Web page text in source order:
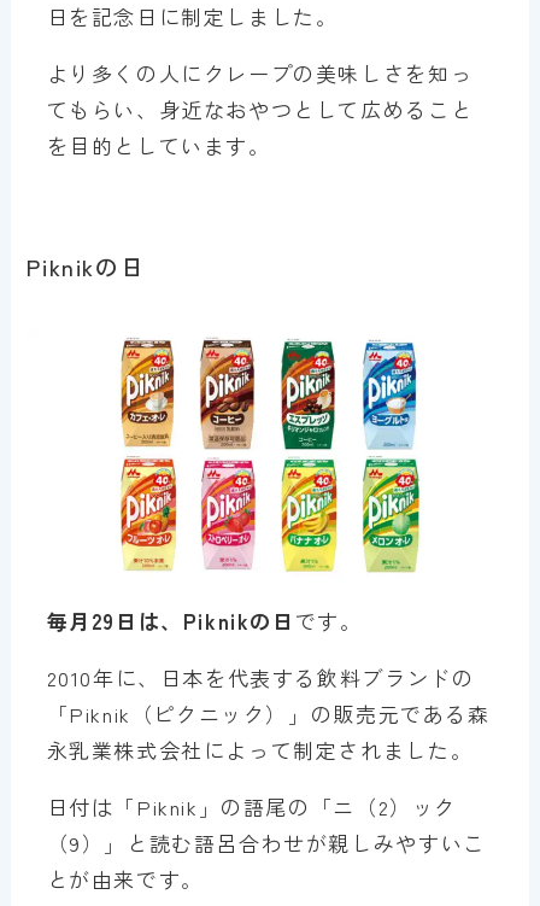
日を記念日に制定しました。
より多くの人にクレープの美味しさを知っ
てもらい、身近なおやつとして広めること
を目的としています。
Piknikの日
毎月29日は、Piknikの日 です。
2010年に、日本を代表する飲料ブランドの
「Piknik（ピクニック）」の販売元である森
永乳業株式会社によって制定されました。
日付は「Piknik」の語尾の「ニ（2）ック
（9）」と読む語呂合わせが親しみやすいこ
とが由来です。